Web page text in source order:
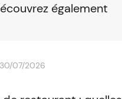
également
07/2026